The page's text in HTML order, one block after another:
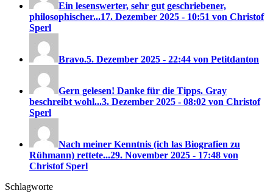
Ein lesenswerter, sehr gut geschriebener,
philosophischer...17. Dezember 2025 - 10:51 von Christof
Sperl
Bravo.5. Dezember 2025 - 22:44 von Petitdanton
Gern gelesen! Danke für die Tipps. Gray
beschreibt wohl...3. Dezember 2025 - 08:02 von Christof
Sperl
Nach meiner Kenntnis (ich las Biografien zu
Rühmann) rettete...29. November 2025 - 17:48 von
Christof Sperl
Schlagworte